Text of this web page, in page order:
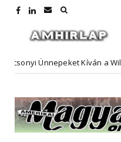
Ünnepeket Kíván a William